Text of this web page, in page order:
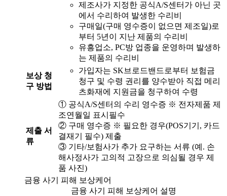
제조사가 지정한 공식A/S센터가 아닌 곳
에서 수리하여 발생한 수리비
구매일(구매 영수증이 없으면 제조일)로
부터 5년이 지난 제품의 수리비
유흥업소, PC방 업종을 운영하며 발생하
는 제품의 수리비
보상 청
구 방법
가입자는 SK브로드밴드로부터 보험금
청구 및 수령 권리를 양수받아 직접 메리
츠화재에 지원금을 청구하여 수령
제출 서
류
① 공식A/S센터의 수리 영수증 ※ 전자제품 제
조연월일 표시필수
② 구매 영수증 ※ 필요한 경우(POS기기, 카드
결재기 필수) 제출
③ 기타/보험사가 추가 요구하는 서류 (예. 손
해사정사가 고의적 고장으로 의심될 경우 제
품 사진)
금융 사기 피해 보상케어
금융 사기 피해 보상케어 설명